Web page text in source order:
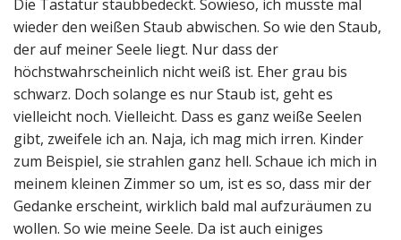
Die Tastatur staubbedeckt. Sowieso, ich müsste mal
wieder den weißen Staub abwischen. So wie den Staub,
der auf meiner Seele liegt. Nur dass der
höchstwahrscheinlich nicht weiß ist. Eher grau bis
schwarz. Doch solange es nur Staub ist, geht es
vielleicht noch. Vielleicht. Dass es ganz weiße Seelen
gibt, zweifele ich an. Naja, ich mag mich irren. Kinder
zum Beispiel, sie strahlen ganz hell. Schaue ich mich in
meinem kleinen Zimmer so um, ist es so, dass mir der
Gedanke erscheint, wirklich bald mal aufzuräumen zu
wollen. So wie meine Seele. Da ist auch einiges